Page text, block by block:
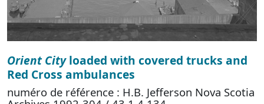
Orient Cityloaded with covered trucks and
Red Cross ambulances
numéro de référence : H.B. Jefferson Nova Scotia